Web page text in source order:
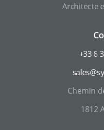
Architecte
+33 6
Chemin
1812